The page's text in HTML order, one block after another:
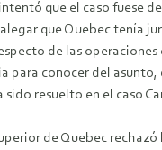
que el caso fuese
que Quebec tenía
de las
para conocer del
resuelto en el caso
de Quebec